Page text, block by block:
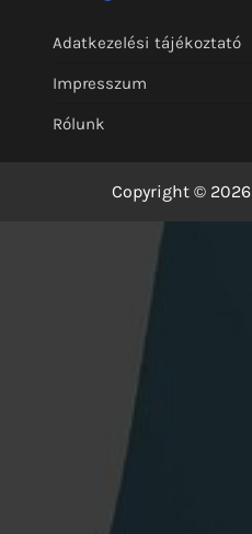
Adatkezelési tájékoztató
Impresszum
Rólunk
Copyright © 2026